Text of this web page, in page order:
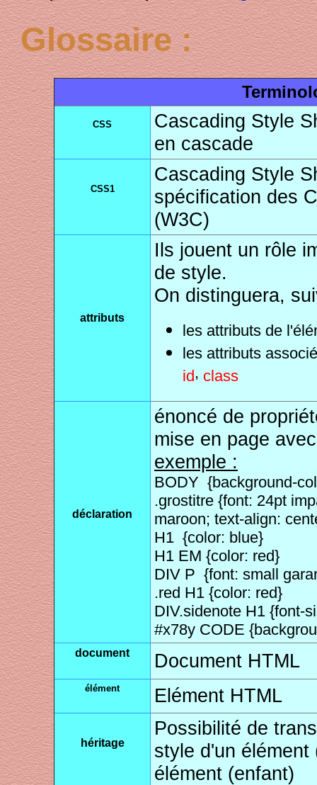
Glossaire :
CSS
Cascading Style
en cascade
CSS1
Cascading Style
spécification des
(W3C)
attributs
Ils jouent un rôle
de style.
On distinguera,
les attributs de
les attributs
id, class
déclaration
énoncé de
mise en page
exemple :
BODY {background-
.grostitre {font: 24pt
maroon; text-align:
H1 {color: blue}
H1 EM {color: red}
DIV P {font: small
.red H1 {color: red}
DIV.sidenote H1 {font-
#x78y CODE
document Document HTML
élément Elément HTML
héritage
Possibilité de
style d'un
élément (enfant)